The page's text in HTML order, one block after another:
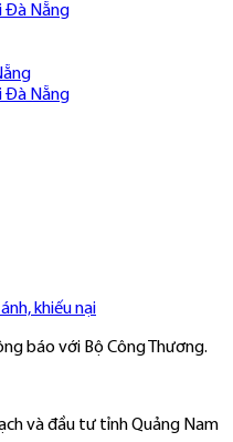
Đà Nẵng
Đà Nẵng
khiếu nại
báo với Bộ Công Thương.
và đầu tư tỉnh Quảng Nam